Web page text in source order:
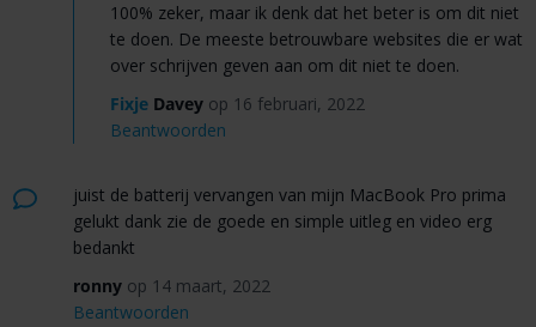
100% zeker, maar ik denk dat het beter is om dit niet
te doen. De meeste betrouwbare websites die er wat
over schrijven geven aan om dit niet te doen.
FixjeDavey op 16 februari, 2022
Beantwoorden
juist de batterij vervangen van mijn MacBook Pro prima
gelukt dank zie de goede en simple uitleg en video erg
bedankt
ronny op 14 maart, 2022
Beantwoorden